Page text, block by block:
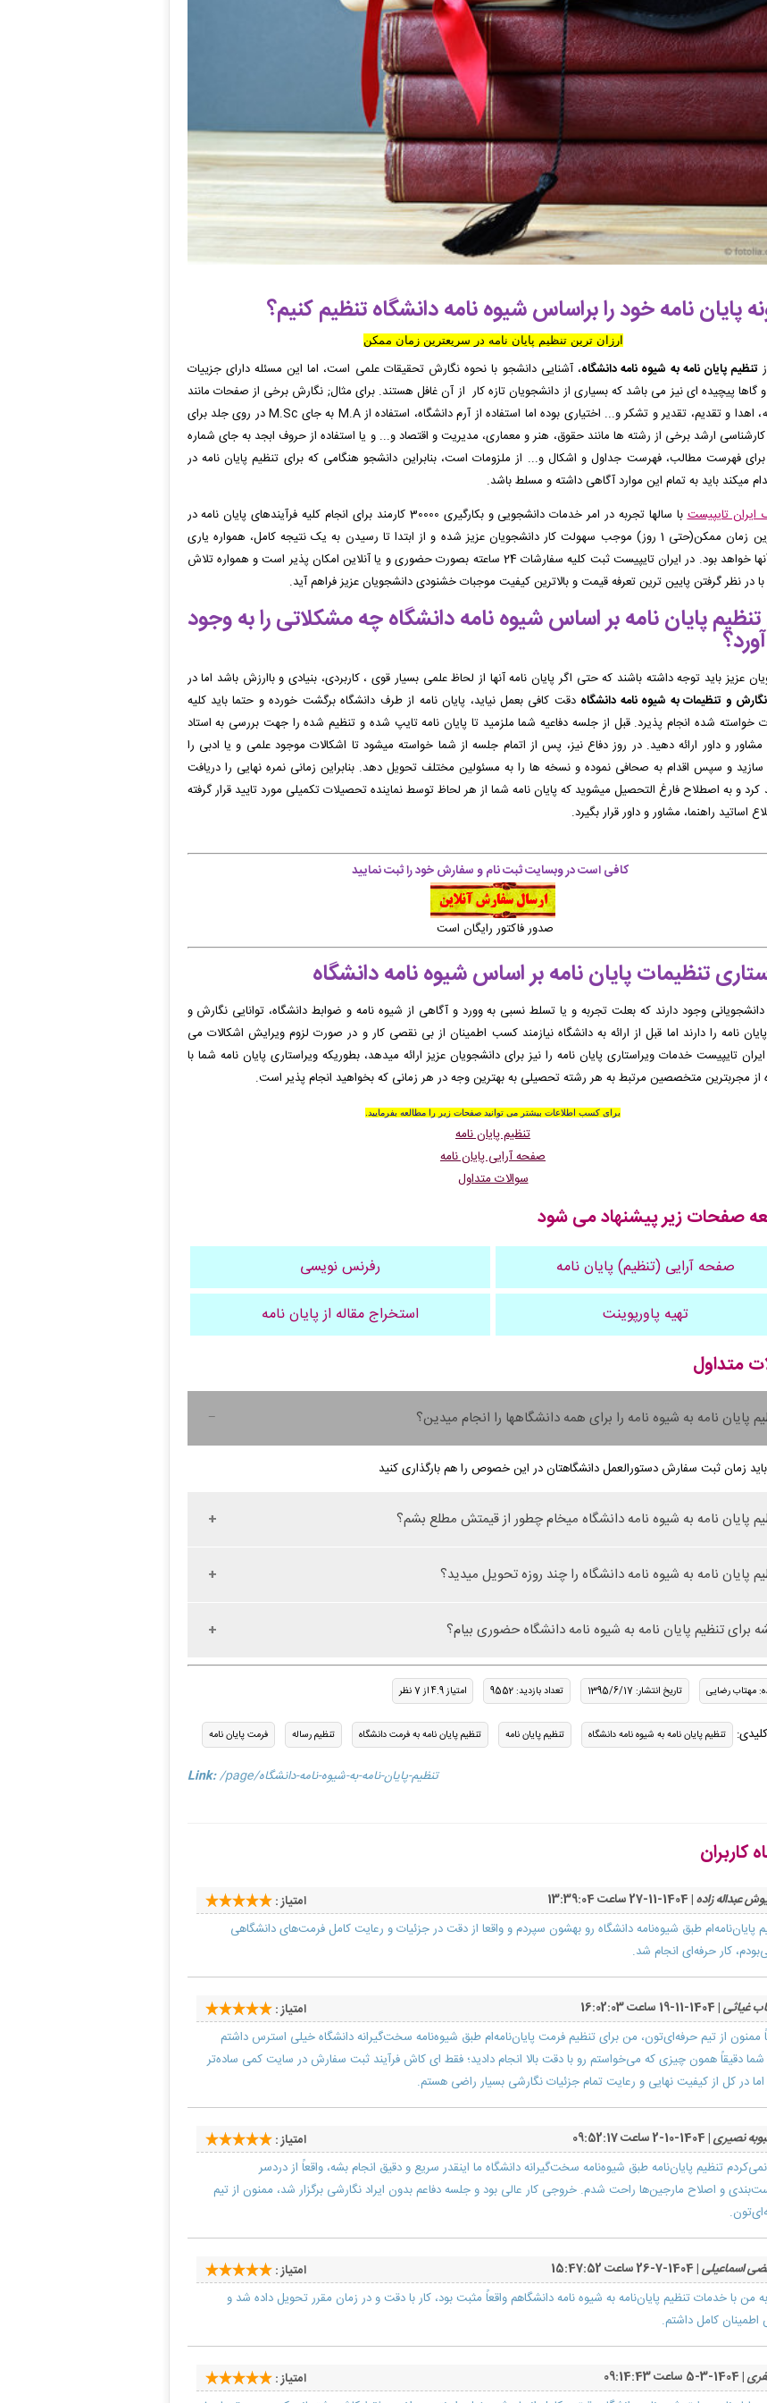
پایان نامه خود را براساس شیوه نامه دانشگاه تنظیم کنیم؟
ارزان ترین تنظیم پایان نامه در سریعترین زمان ممکن
تنظیم پایان نامه به شیوه نامه دانشگاه، آشنایی دانشجو با نحوه نگارش تحقیقات علمی است، اما این مسئله دارای جزییات
و گاها پیچیده ای نیز می باشد که بسیاری از دانشجویان تازه کار از آن غافل هستند.برای مثال; نگارش برخی از صفحات مانند
بسم الله، اهدا و تقدیم، تقدیر و تشکر و... اختیاری بوده اما استفاده از آرم دانشگاه، استفاده از M.A به جای M.Sc در روی جلد برای
ارشد برخی از رشته ها مانند حقوق، هنر و معماری، مدیریت و اقتصاد و... و یا استفاده از حروف ابجد به جای شماره
فهرست مطالب، فهرست جداول و اشکال و... از ملزومات است، بنابراین دانشجو هنگامی که برای تنظیم پایان نامه در
میکند باید به تمام این موارد آگاهی داشته و مسلط باشد.
ایران تایپیست
با سالها تجربه در امر خدمات دانشجویی و بکارگیری 30000 کارمند برای انجام کلیه فرآیندهای پایان نامه در
سریعترین زمان ممکن(حتی 1 روز) موجب سهولت کار دانشجویان عزیز شده و از ابتدا تا رسیدن به یک نتیجه کامل، همواره یاری
خواهد بود. در ایران تایپیست
ثبت کلیه سفارشات 24 ساعته بصورت حضوری و یا آنلاین امکان پذیر است و همواره تلاش
با در نظر گرفتن پایین ترین تعرفه قیمت و بالاترین کیفیت موجبات خشنودی دانشجویان عزیز فراهم آید.
پایان نامه بر اساس شیوه نامه دانشگاه چه مشکلاتی را به وجود
عزیز باید توجه داشته باشند که حتی اگر پایان نامه آنها از لحاظ علمی بسیار قوی ، کاربردی، بنیادی و باارزش باشد اما در
نگارش و تنظیمات به شیوه نامه دانشگاه دقت کافی بعمل نیاید، پایان نامه از طرف دانشگاه برگشت خورده و حتماباید کلیه
خواسته شده انجام پذیرد. قبل از جلسه دفاعیه شما ملزمید تا پایان نامه تایپ شده و تنظیم شده را جهت بررسی به استاد
مشاور و داور ارائه دهید. در روز دفاع نیز، پس از اتمام جلسه از شما خواسته میشود تا اشکالات موجود علمی و یا ادبی را
و سپس اقدام به صحافی نموده و نسخه ها را به مسئولین مختلف تحویل دهد. بنابراین زمانی نمره نهایی را دریافت
کرد و به اصطلاح فارغ التحصیل میشوید که پایان نامه شما از هر لحاظ توسط نماینده تحصیلات تکمیلی مورد تایید قرار گرفته
اساتید راهنما، مشاور و داور قرار بگیرد.
کافی است در وبسایت ثبت نام و سفارش خود را ثبت نمایید
صدور فاکتور رایگان است
تنظیمات پایان نامه بر اساس شیوه نامه دانشگاه
دانشجویانی وجود دارند که بعلت تجربه و یا تسلط نسبی به وورد و آگاهی از شیوه نامه و ضوابط دانشگاه، توانایی نگارش و
نامه را دارند اما قبل از ارائه به دانشگاه نیازمند کسب اطمینان از بی نقصی کار و در صورت لزوم ویرایش اشکالات می
تایپیست خدمات ویراستاری پایان نامه را نیز برای دانشجویان عزیز ارائه میدهد، بطوریکه ویراستاری پایان نامه شمابا
از مجربترین متخصصین مرتبط به هر رشته تحصیلی به بهترین وجه در هر زمانی که بخواهید انجام پذیر است.
برای کسب اطلاعات بیشتر می توانید صفحات زیر را مطالعه بفرمایید.
تنظیم پایان نامه
صفحه آرایی پایان نامه
سوالات متداول
صفحات زیر پیشنهاد می شود
صفحه آرایی (تنظیم) پایان نامه
رفرنس نویسی
تهیه پاورپوینت
استخراج مقاله از پایان نامه
متداول
پایان نامه به شیوه نامه را برای همه دانشگاهها را انجام میدین؟
باید زمان ثبت سفارش دستورالعمل دانشگاهتان در این خصوص را هم بارگذاری کنید
پایان نامه به شیوه نامه دانشگاه میخام چطور از قیمتش مطلع بشم؟
پایان نامه به شیوه نامه دانشگاه را چند روزه تحویل میدید؟
برای تنظیم پایان نامه به شیوه نامه دانشگاه حضوری بیام؟
مهتاب رضایی تاریخ انتشار: 1395/6/17 تعداد بازدید: 9552 امتیاز 4.9 از 7 نظر
تنظیم پایان نامه به شیوه نامه دانشگاه تنظیم پایان نامه تنظیم پایان نامه به فرمت دانشگاه تنظیم رساله فرمت پایان نامه
Link: /page/تنظیم-پایان-نامه-به-شیوه-نامه-دانشگاه
کاربران
عبداله زاده| 1404-11-27 ساعت 13:39:04
امتیاز :
پایان‌نامه‌ام طبق شیوه‌نامه دانشگاه رو بهشون سپردم و واقعا از دقت در جزئیات و رعایت کامل فرمت‌های دانشگاهی
کار حرفه‌ای انجام شد.
غیاثی| 1404-11-19 ساعت 16:02:03
امتیاز :
ممنون از تیم حرفه‌ای‌تون، من برای تنظیم فرمت پایان‌نامه‌ام طبق شیوه‌نامه سخت‌گیرانه دانشگاه خیلی استرس داشتم
دقیقاً همون چیزی که می‌خواستم رو با دقت بالا انجام دادید؛ فقط ای کاش فرآیند ثبت سفارش در سایت کمی ساده‌تر
اما در کل از کیفیت نهایی و رعایت تمام جزئیات نگارشی بسیار راضی هستم.
نصیری| 1404-10-2 ساعت 09:52:17
امتیاز :
تنظیم پایان‌نامه طبق شیوه‌نامه سخت‌گیرانه دانشگاه ما اینقدر سریع و دقیق انجام بشه، واقعاً از دردسر
و اصلاح مارجین‌ها راحت شدم. خروجی کار عالی بود و جلسه دفاعم بدون ایراد نگارشی برگزار شد، ممنون از تیم
اسماعیلی| 1404-7-26 ساعت 15:47:52
امتیاز :
من با خدمات تنظیم پایان‌نامه به شیوه نامه دانشگاهم واقعاً مثبت بود، کار با دقت و در زمان مقرر تحویل داده شد و
کامل داشتم.
| 1404-3-5 ساعت 09:14:43
امتیاز :